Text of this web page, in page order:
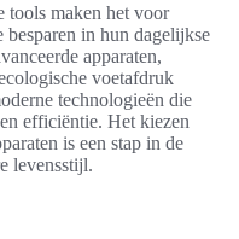
tools maken het voor
in hun dagelijkse
apparaten,
voetafdruk
technologieën die
efficiëntie. Het kiezen
is een stap in de
levensstijl.